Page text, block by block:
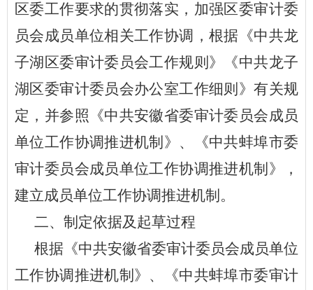
区委工作要求的贯彻落实，加强区委审计委
员会成员单位相关工作协调，根据《中共龙
子湖区委审计委员会工作规则》《中共龙子
湖区委审计委员会办公室工作细则》有关规
定，并参照《中共安徽省委审计委员会成员
单位工作协调推进机制》、《中共蚌埠市委
审计委员会成员单位工作协调推进机制》，
建立成员单位工作协调推进机制。
二、制定依据及起草过程
根据 《中共安徽省委审计委员会成员单位
工作协调推进机制》、《中共蚌埠市委审计